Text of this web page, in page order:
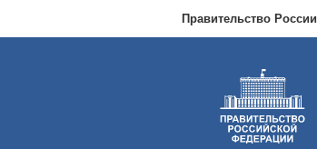
Правительство России